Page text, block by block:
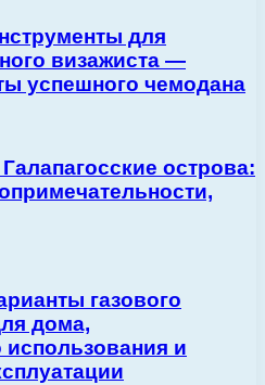
для
визажиста —
успешного чемодана
острова:
газового
дома,
и